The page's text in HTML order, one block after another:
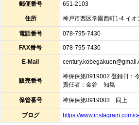
郵便番号 651-2103
住所 神戸市西区学園西町1-4 イ
電話番号 078-795-7430
FAX番号 078-795-7430
E-Mail
販売番号
神保保第0919002 登録日
責任者：金谷 知晃
保管番号 神保保第0919003 同上
ブログ https://www.instagram.com/